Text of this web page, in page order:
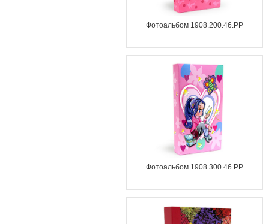
Фотоальбом 1908.200.46.PP
Фотоальбом 1908.300.46.PP